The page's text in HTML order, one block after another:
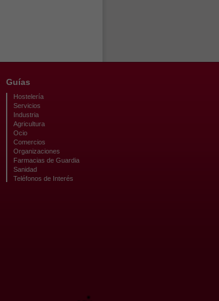
Guías
Hostelería
Servicios
Industria
Agricultura
Ocio
Comercios
Organizaciones
Farmacias de Guardia
Sanidad
Teléfonos de Interés